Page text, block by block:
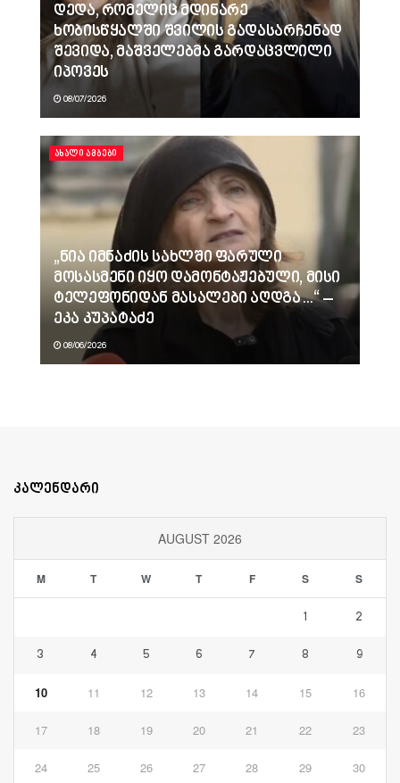
დედა, რომელიც მდინარე
ხობისწყალში შვილის გადასარჩენად
შევიდა, მაშველებმა გარდაცვლილი
იპოვეს
08/07/2026
ᲐᲮᲐᲚᲘ ᲐᲛᲑᲔᲑᲘ
„ნია იმნაძის სახლში ფარული
მოსასმენი იყო დამონტაჟებული, მისი
ტელეფონიდან მასალები აღდგა…“ –
ეკა კუპატაძე
08/06/2026
კალენდარი
AUGUST 2026
M T W T F S S
1 2
3 4 5 6 7 8 9
10 11 12 13 14 15 16
17 18 19 20 21 22 23
24 25 26 27 28 29 30